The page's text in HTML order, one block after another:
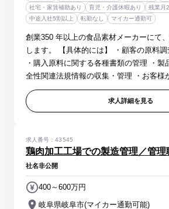
社宅・家賃補助あり
育児・介護休暇あり
残業月
中途入社5割以上
転勤なし マイカー通勤可
創業350 年以上の食品素材メーカーにて
します。 【具体的には】 ・顧客の原料調査書への記入対応
・購入原料に関する各種書類の管理 ・製
全性関連法規情報の収集・管理 ・お客様
の支援 ※ご経験に応じて、購買先工場の監査対応試験成績書
の作成、FSSC...
求人詳細を見る
鶏肉加工工場での製造管理／管理
求人番号：43545
社名非公開
岐阜県岐阜市(マイカー通勤可能)
400～600万円